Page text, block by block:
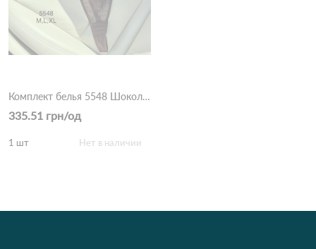
Комплект белья 5548 Шоколадный
335.51 грн/од
1 шт Нет в наличии